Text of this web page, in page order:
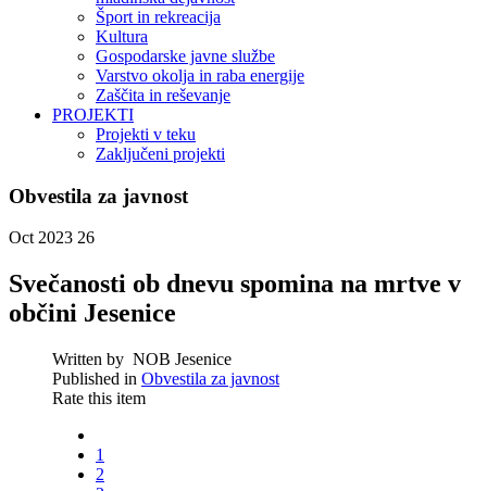
Šport in rekreacija
Kultura
Gospodarske javne službe
Varstvo okolja in raba energije
Zaščita in reševanje
PROJEKTI
Projekti v teku
Zaključeni projekti
Obvestila za javnost
Oct 2023 26
Svečanosti ob dnevu spomina na mrtve v
občini Jesenice
Written by NOB Jesenice
Published in Obvestila za javnost
Rate this item
1
2